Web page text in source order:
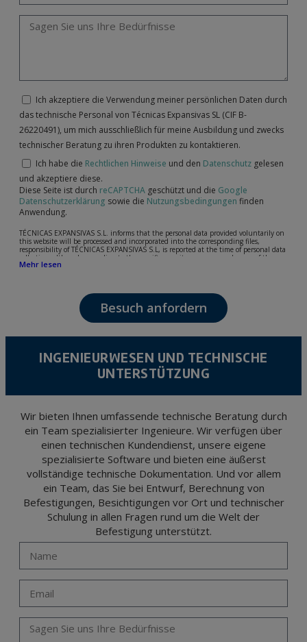
Ich akzeptiere die Verwendung meiner persönlichen Daten durch
das technische Personal von Técnicas Expansivas SL (CIF B-
26220491), um mich ausschließlich für meine Ausbildung und zwecks
technischer Beratung zu ihren Produkten zu kontaktieren.
Ich habe die Rechtlichen Hinweise und den Datenschutz gelesen
und akzeptiere diese.
Diese Seite ist durch reCAPTCHA geschützt und die Google
Datenschutzerklärung sowie die Nutzungsbedingungen finden
Anwendung.
TÉCNICAS EXPANSIVAS S.L. informs that the personal data provided voluntarily on
this website will be processed and incorporated into the corresponding files,
responsibility of TÉCNICAS EXPANSIVAS S.L, is reported at the time of personal data
collection, although, according to the specific case, its purpose may be any of the
following: attention to your referred request, complaint or question, established
The data in our files are strictly confidential and shall be treated with the utmost
confidentiality and shall comply with all the requirements provided for the General
Data Protection Regulation (GDPR) 2016.
encrypted. Should these details be sent, it is done so under your sole responsibility.
The user may at any time exercise their rights of access, rectification, cancellation
and opposition under the provisions of the General Data Protection Regulation
Portalada II | c/ Segador 13, 26006 | Logroño (La Rioja).
Mehr lesen
Besuch anfordern
INGENIEURWESEN UND TECHNISCHE
UNTERSTÜTZUNG
Wir bieten Ihnen umfassende technische Beratung durch
ein Team spezialisierter Ingenieure. Wir verfügen über
einen technischen Kundendienst, unsere eigene
spezialisierte Software und bieten eine äußerst
vollständige technische Dokumentation. Und vor allem
ein Team, das Sie bei Entwurf, Berechnung von
Befestigungen, Besichtigungen vor Ort und technischer
Schulung in allen Fragen rund um die Welt der
Befestigung unterstützt.